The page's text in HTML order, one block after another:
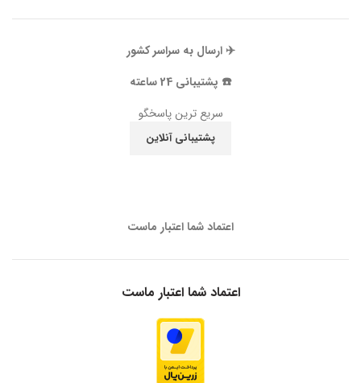
✈️ ارسال به سراسر کشور
☎️ پشتیبانی 24 ساعته
سریع ترین پاسخگو
پشتیبانی آنلاین
اعتماد شما اعتبار ماست
اعتماد شما اعتبار ماست